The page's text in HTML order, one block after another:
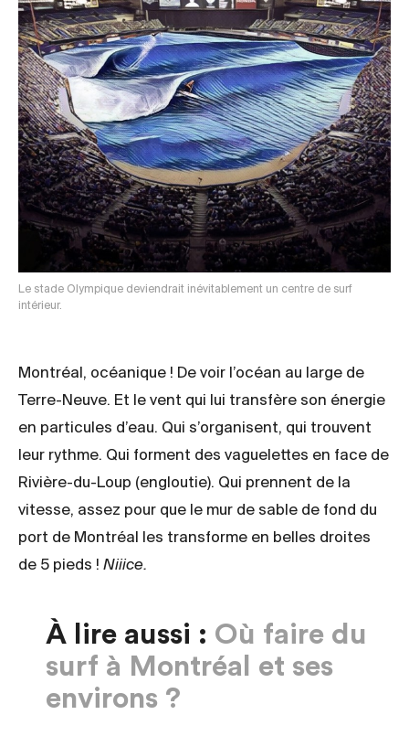
Le stade Olympique deviendrait inévitablement un centre de surf
intérieur.
Montréal, océanique ! De voir l’océan au large de
Terre-Neuve. Et le vent qui lui transfère son énergie
en particules d’eau. Qui s’organisent, qui trouvent
leur rythme. Qui forment des vaguelettes en face de
Rivière-du-Loup (engloutie). Qui prennent de la
vitesse, assez pour que le mur de sable de fond du
port de Montréal les transforme en belles droites
de 5 pieds ! Niiice.
À lire aussi : Où faire du
surf à Montréal et ses
environs ?